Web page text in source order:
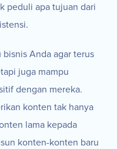
peduli apa tujuan dari
Anda agar terus
juga mampu
dengan mereka.
konten tak hanya
lama kepada
konten-konten baru